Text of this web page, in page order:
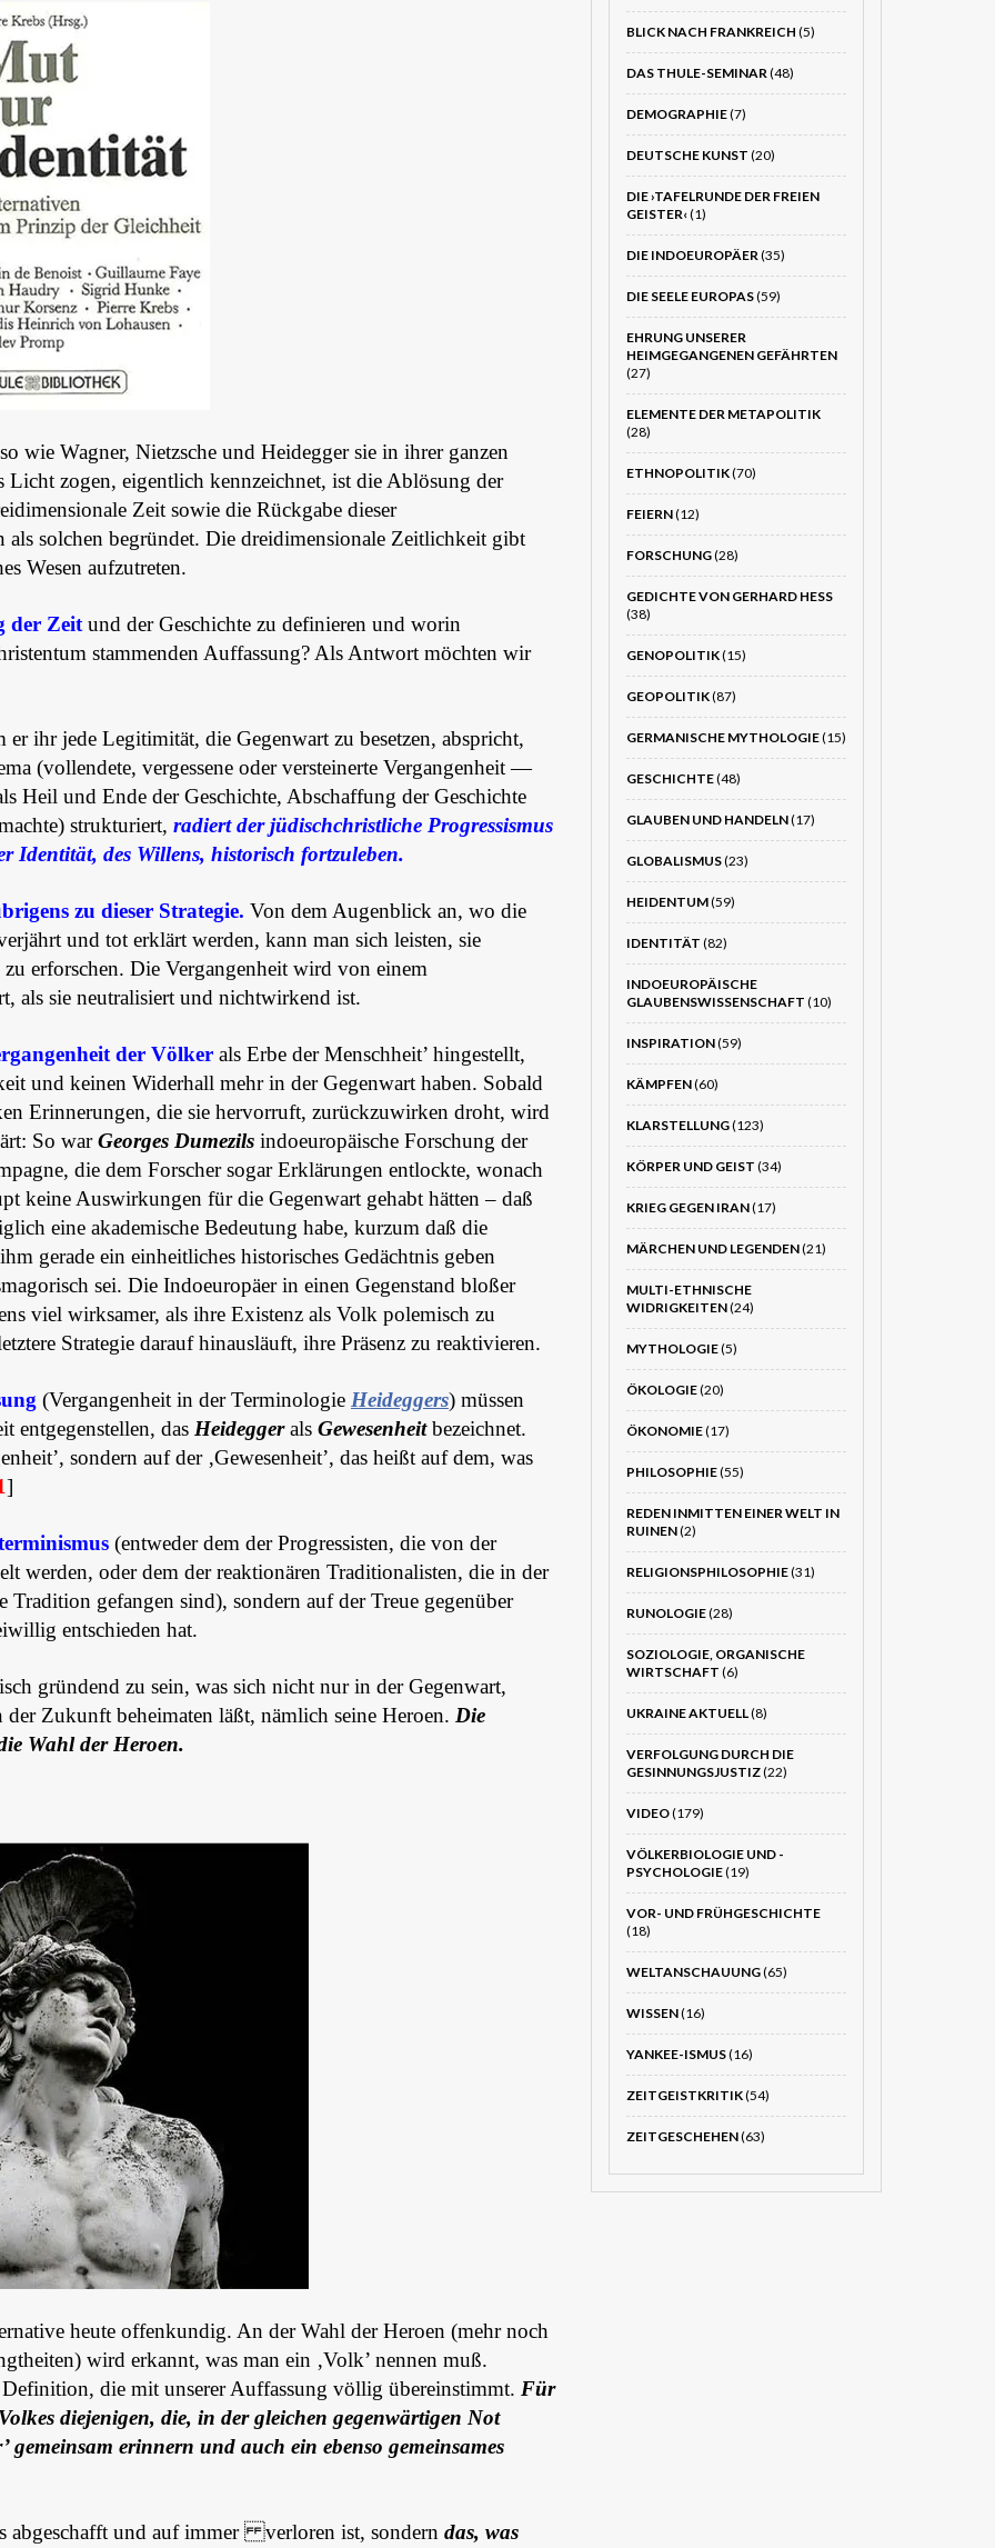
wie Wagner, Nietzsche und Heidegger sie in ihrer ganzen
zogen, eigentlich kennzeichnet, ist die Ablösung der
Zeit sowie die Rückgabe dieser
solchen begründet. Die dreidimensionale Zeitlichkeit gibt
Wesen aufzutreten.
der Zeit und der Geschichte zu definieren und worin
stammenden Auffassung? Als Antwort möchten wir
er ihr jede Legitimität, die Gegenwart zu besetzen, abspricht,
(vollendete, vergessene oder versteinerte Vergangenheit —
Heil und Ende der Geschichte, Abschaffung der Geschichte
strukturiert, radiert der jüdischchristliche Progressismus
Identität, des Willens, historisch fortzuleben.
zu dieser Strategie. Von dem Augenblick an, wo die
und tot erklärt werden, kann man sich leisten, sie
erforschen. Die Vergangenheit wird von einem
als sie neutralisiert und nichtwirkend ist.
der Völker als Erbe der Menschheit’ hingestellt,
und keinen Widerhall mehr in der Gegenwart haben. Sobald
Erinnerungen, die sie hervorruft, zurückzuwirken droht, wird
So warGeorges Dumezils indoeuropäische Forschung der
die dem Forscher sogar Erklärungen entlockte, wonach
keine Auswirkungen für die Gegenwart gehabt hätten – daß
eine akademische Bedeutung habe, kurzum daß die
gerade ein einheitliches historisches Gedächtnis geben
sei. Die Indoeuropäer in einen Gegenstand bloßer
viel wirksamer, als ihre Existenz als Volk polemisch zu
Strategie darauf hinausläuft, ihre Präsenz zu reaktivieren.
(Vergangenheit in der Terminologie Heideggers) müssen
entgegenstellen, das Heideggerals Gewesenheitbezeichnet.
sondern auf der ‚Gewesenheit’, das heißt auf dem, was
]
(entweder dem der Progressisten, die von der
werden, oder dem der reaktionären Traditionalisten, die in der
gefangen sind), sondern auf der Treue gegenüber
entschieden hat.
gründend zu sein, was sich nicht nur in der Gegenwart,
Zukunft beheimaten läßt, nämlich seine Heroen. Die
Wahl der Heroen.
heute offenkundig. An der Wahl der Heroen (mehr noch
wird erkannt, was man ein ‚Volk’ nennen muß.
die mit unserer Auffassung völlig übereinstimmt. Für
diejenigen, die, in der gleichen gegenwärtigen Not
gemeinsam erinnern und auch ein ebenso gemeinsames
abgeschafft und auf immer verloren ist, sondern das, was
BLICK NACH FRANKREICH (5)
DAS THULE-SEMINAR(48)
DEMOGRAPHIE(7)
DEUTSCHE KUNST (20)
DIE ›TAFELRUNDE DER FREIEN
GEISTER‹(1)
DIE INDOEUROPÄER(35)
DIE SEELE EUROPAS(59)
EHRUNG UNSERER
HEIMGEGANGENEN GEFÄHRTEN
(27)
ELEMENTE DER METAPOLITIK
(28)
ETHNOPOLITIK(70)
FEIERN(12)
FORSCHUNG(28)
GEDICHTE VON GERHARD HESS
(38)
GENOPOLITIK(15)
GEOPOLITIK(87)
GERMANISCHE MYTHOLOGIE(15)
GESCHICHTE(48)
GLAUBEN UND HANDELN(17)
GLOBALISMUS(23)
HEIDENTUM(59)
IDENTITÄT (82)
INDOEUROPÄISCHE
GLAUBENSWISSENSCHAFT (10)
INSPIRATION(59)
KÄMPFEN(60)
KLARSTELLUNG(123)
KÖRPER UND GEIST (34)
KRIEG GEGEN IRAN(17)
MÄRCHEN UND LEGENDEN(21)
MULTI-ETHNISCHE
WIDRIGKEITEN(24)
MYTHOLOGIE(5)
ÖKOLOGIE(20)
ÖKONOMIE(17)
PHILOSOPHIE(55)
REDEN INMITTEN EINER WELT IN
RUINEN(2)
RELIGIONSPHILOSOPHIE(31)
RUNOLOGIE(28)
SOZIOLOGIE, ORGANISCHE
WIRTSCHAFT (6)
UKRAINE AKTUELL(8)
VERFOLGUNG DURCH DIE
GESINNUNGSJUSTIZ(22)
VIDEO(179)
VÖLKERBIOLOGIE UND -
PSYCHOLOGIE(19)
VOR- UND FRÜHGESCHICHTE
(18)
WELTANSCHAUUNG(65)
WISSEN(16)
YANKEE-ISMUS(16)
ZEITGEISTKRITIK(54)
ZEITGESCHEHEN(63)